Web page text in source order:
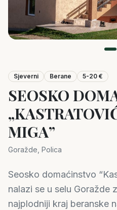
Sjeverni Berane 5-20 €
SEOSKO
MIGA”
Goražde, Polica
Seosko domaćinstvo
nalazi se u selu Goražde
najplodniji kraj beranske